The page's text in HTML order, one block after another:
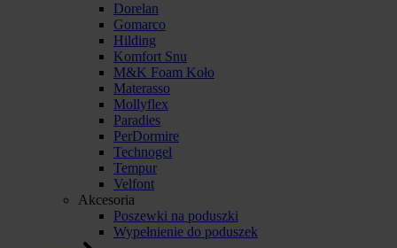
Dorelan
Gomarco
Hilding
Komfort Snu
M&K Foam Koło
Materasso
Mollyflex
Paradies
PerDormire
Technogel
Tempur
Velfont
Akcesoria
Poszewki na poduszki
Wypełnienie do poduszek